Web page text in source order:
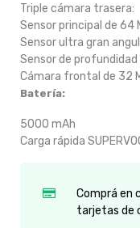
Triple cámara trasera:
Sensor principal de 64
Sensor ultra gran
Sensor de profundidad
Cámara frontal de 32
Batería:
5000 mAh
Carga rápida
Comprá en
tarjetas de